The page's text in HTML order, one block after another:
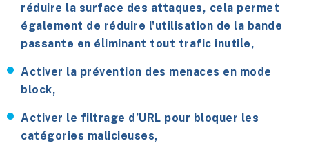
réduire la surface des attaques, cela permet
également de réduire l'utilisation de la bande
passante en éliminant tout trafic inutile,
Activer la prévention des menaces en mode
block,
Activer le filtrage d’URL pour bloquer les
catégories malicieuses,